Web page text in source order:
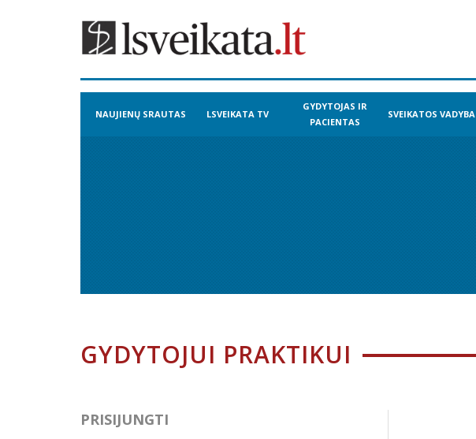
NAUJIENŲ SRAUTAS LSVEIKATA TV
GYDYTOJAS IR
PACIENTAS
SVEIKATOS VADYBA
GYDYTOJUI PRAKTIKUI
PRISIJUNGTI